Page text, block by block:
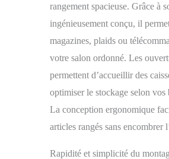
de
rangement spacieuse. Grâce à
ingénieusement conçu, il
magazines, plaids ou
votre salon ordonné. Les
permettent d’accueillir des
optimiser le stockage selon vos
La conception ergonomique
articles rangés sans encombrer
Rapidité et simplicité du